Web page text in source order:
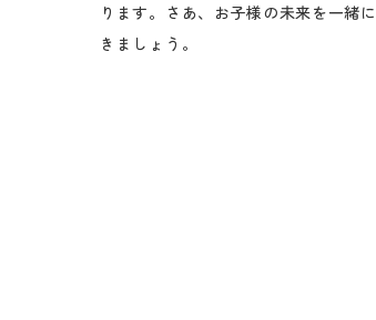
ります。さあ、お子様の未来を一緒
きましょう。